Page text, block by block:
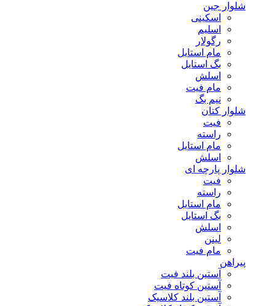
شلوار جین
اسکینی
اسلیم
رگولار
مام استایل
بگ استایل
اسلش
مام فیت
نیم بگ
شلوار کتان
فیت
راسته
مام استایل
اسلش
شلوار پارچه ای
فیت
راسته
مام استایل
بگ استایل
اسلش
لینن
مام فیت
پیراهن
آستین بلند فیت
آستین کوتاه فیت
آستین بلند کلاسیک